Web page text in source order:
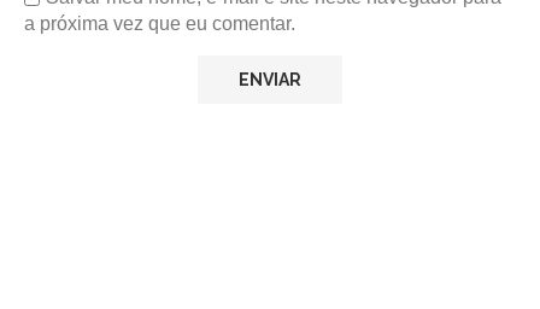
a próxima vez que eu comentar.